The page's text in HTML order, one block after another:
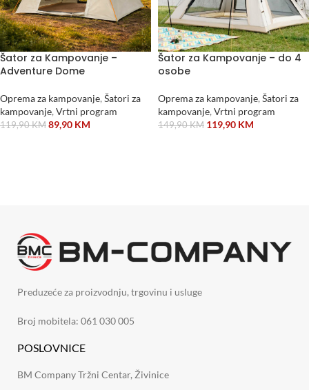
Šator za Kampovanje –
Adventure Dome
Oprema za kampovanje, Šatori za
kampovanje, Vrtni program
119,90KM 89,90 KM
Šator za Kampovanje – do 4
osobe
Oprema za kampovanje, Šatori za
kampovanje, Vrtni program
149,90KM 119,90 KM
Preduzeće za proizvodnju, trgovinu i usluge
Broj mobitela: 061 030 005
POSLOVNICE
BM Company Tržni Centar, Živinice